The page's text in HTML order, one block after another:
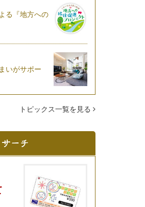
る『地方への
いがサポー
トピックス一覧を見る